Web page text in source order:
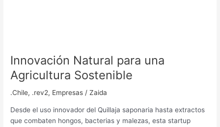
Innovación Natural para una
Agricultura Sostenible
.Chile, .rev2, Empresas /Zaida
Desde el uso innovador del Quillaja saponaria hasta extractos
que combaten hongos, bacterias y malezas, esta startup